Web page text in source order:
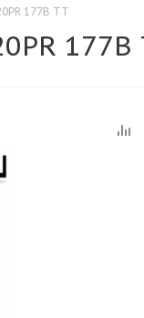
177В TT
177В